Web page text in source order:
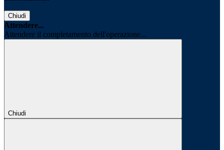
Chiudi
Attendere...
Attendere il completamento dell'operazione...
Chiudi